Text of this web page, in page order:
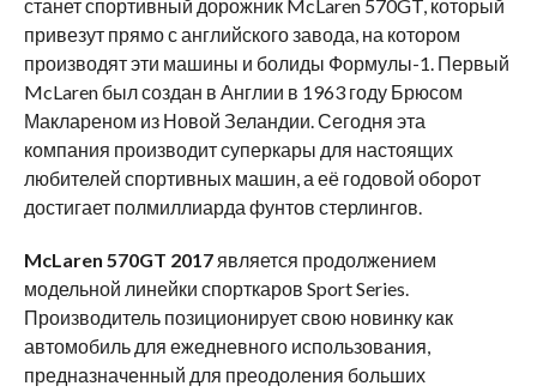
станет спортивный дорожник McLaren 570GT, который
привезут прямо с английского завода, на котором
производят эти машины и болиды Формулы-1. Первый
McLaren был создан в Англии в 1963 году Брюсом
Маклареном из Новой Зеландии. Сегодня эта
компания производит суперкары для настоящих
любителей спортивных машин, а её годовой оборот
достигает полмиллиарда фунтов стерлингов.
McLaren 570GT 2017является продолжением
модельной линейки спорткаров Sport Series.
Производитель позиционирует свою новинку как
автомобиль для ежедневного использования,
предназначенный для преодоления больших